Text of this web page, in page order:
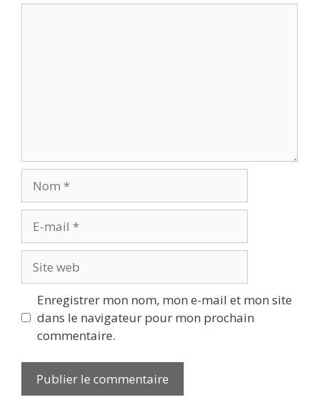
mail
web
Enregistrer mon nom, mon e-mail et mon site
dans le navigateur pour mon prochain
commentaire.